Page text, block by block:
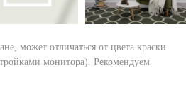
может отличаться от цвета краски
монитора). Рекомендуем